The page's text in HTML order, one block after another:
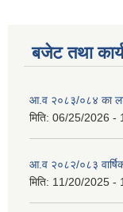
बजेट तथा
आ.व २०८३/०८४ का
मिति: 06/25/2026 -
आ.व २०८२/०८३
मिति: 11/20/2025 -